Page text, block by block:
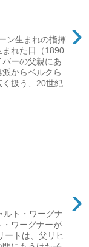
›
ン生まれの指揮
れた日（1890
ーの父親にあ
からベルクら
扱う、20世紀
›
ト・ワーグナ
ワーグナーが
ートは、父リヒ